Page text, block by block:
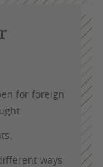
for foreign
ways